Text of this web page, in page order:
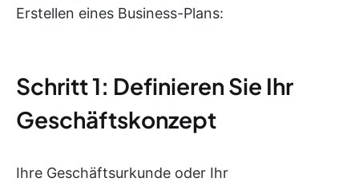
Erstellen eines Business-Plans:
Schritt 1: Definieren Sie Ihr
Geschäftskonzept
Ihre Geschäftsurkunde oder Ihr